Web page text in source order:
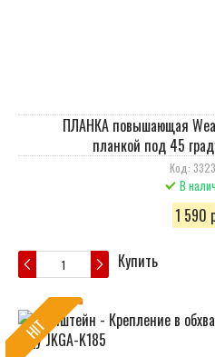
ПЛАНКА повышающая
планкой под 45
Код:
В
1 590
Купить
HIT